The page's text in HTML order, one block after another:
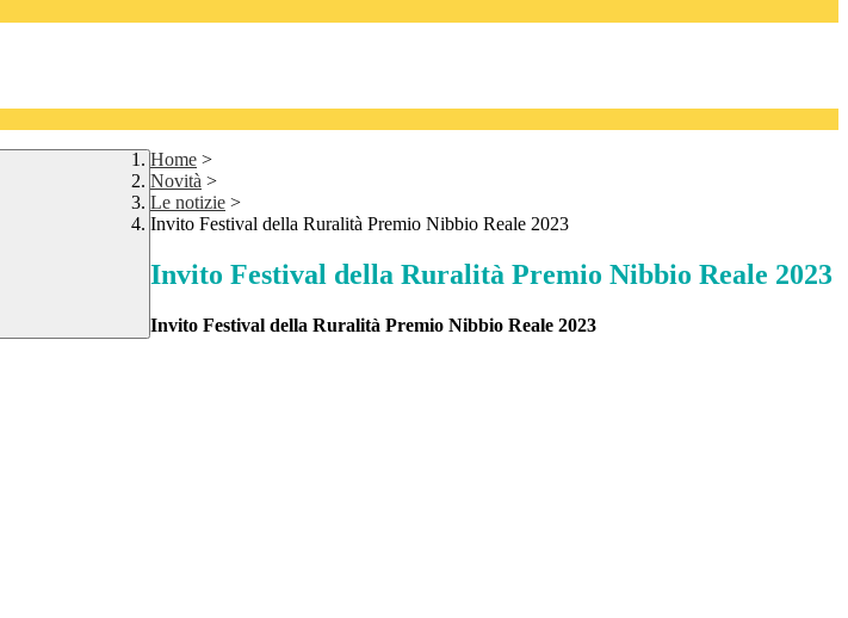
Home >
Novità >
Le notizie >
Invito Festival della Ruralità Premio Nibbio Reale 2023
Invito Festival della Ruralità Premio Nibbio Reale 2023
Invito Festival della Ruralità Premio Nibbio Reale 2023